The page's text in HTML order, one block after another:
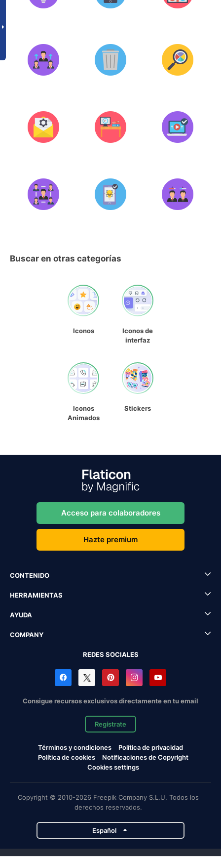
Buscar en otras categorías
Iconos
Iconos de
interfaz
Iconos
Animados
Stickers
Acceso para colaboradores
Hazte premium
CONTENIDO
HERRAMIENTAS
AYUDA
COMPANY
REDES SOCIALES
Consigue recursos exclusivos directamente en tu email
Regístrate
Términos y condiciones
Política de privacidad
Política de cookies
Notificaciones de Copyright
Cookies settings
Copyright © 2010-2026 Freepik Company S.L.U. Todos los
derechos reservados.
Español